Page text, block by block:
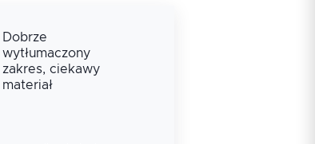
Dobrze
wytłumaczony
zakres, ciekawy
materiał